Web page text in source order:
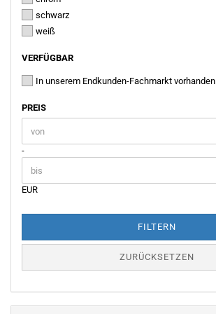
schwarz
weiß
VERFÜGBAR
VERFÜGBAR
In unserem Endkunden-Fachmarkt vorhanden
PREIS
PREIS
Preis bis
-
EUR
FILTERN
ZURÜCKSETZEN